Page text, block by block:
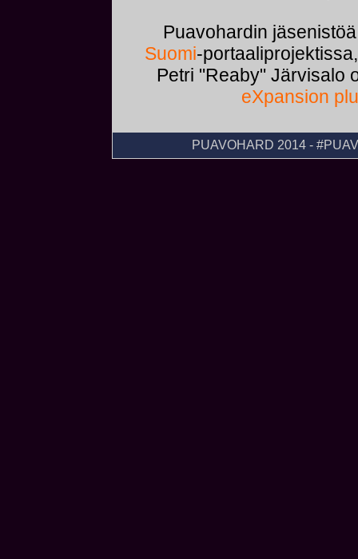
Puavohardin
Suomi-
Petri "Reaby" Järvisalo
eXpansion
PUAVOHARD 2014 -